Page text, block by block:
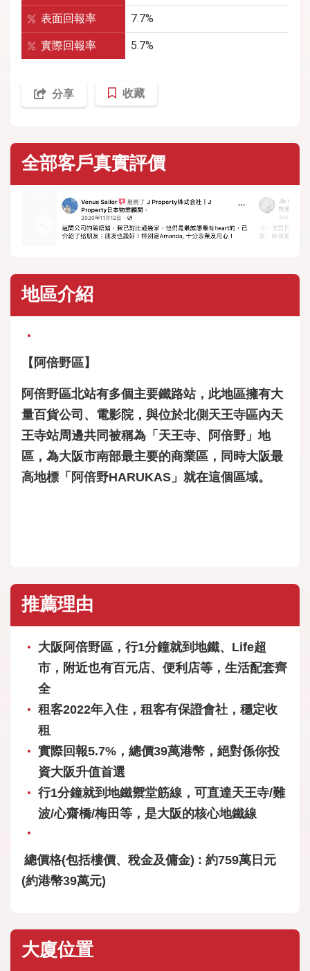
表面回報率 7.7%
實際回報率 5.7%
分享 收藏
全部客戶真實評價
地區介紹
【阿倍野區】
阿倍野區北站有多個主要鐵路站，此地區擁有大
量百貨公司、電影院，與位於北側天王寺區內天
王寺站周邊共同被稱為「天王寺、阿倍野」地
區，為大阪市南部最主要的商業區，同時大阪最
高地標「阿倍野HARUKAS」就在這個區域。
推薦理由
大阪阿倍野區，行1分鐘就到地鐵、Life超
市，附近也有百元店、便利店等，生活配套齊
全
租客2022年入住，租客有保證會社，穩定收
租
實際回報5.7%，總價39萬港幣，絕對係你投
資大阪升值首選
行1分鐘就到地鐵禦堂筋線，可直達天王寺/難
波/心齋橋/梅田等，是大阪的核心地鐵線
總價格(包括樓價、稅金及傭金) : 約759萬日元
(約港幣39萬元)
大廈位置